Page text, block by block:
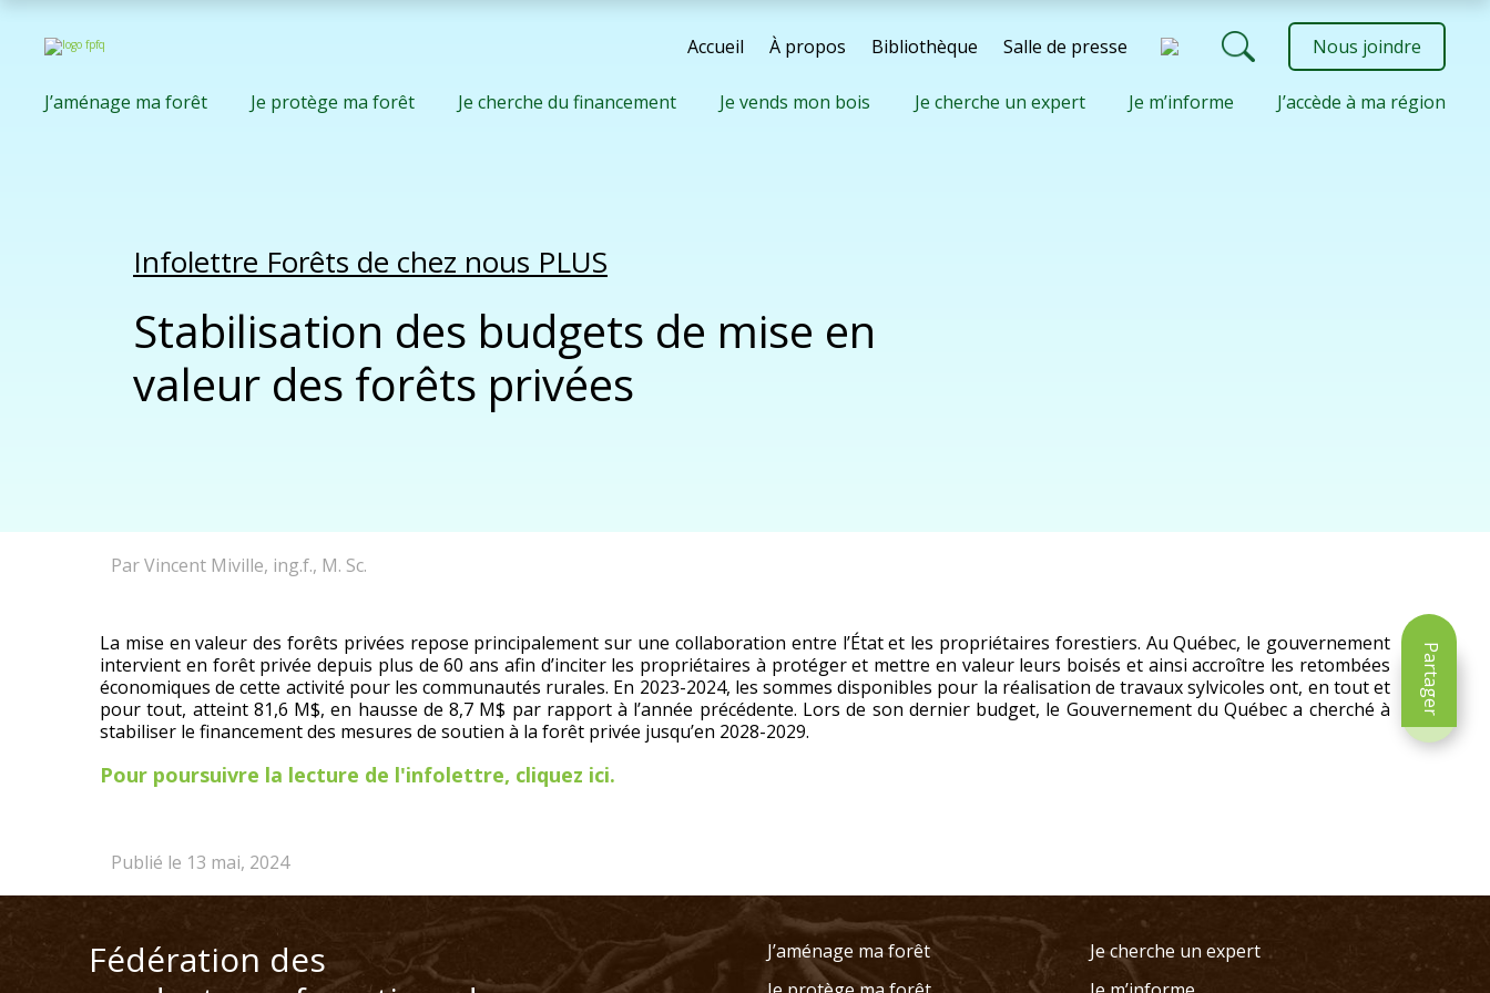
Accueil À propos Bibliothèque Salle de presse Nous joindre
J’aménage ma forêt Je protège ma forêt Je cherche du financement Je vends mon bois Je cherche un expert Je m’informe J’accède à ma région
Infolettre Forêts de chez nous PLUS
Stabilisation des budgets de mise en
valeur des forêts privées
Par Vincent Miville, ing.f., M. Sc.
La mise en valeur des forêts privées repose principalement sur une collaboration entre l’État et les propriétaires forestiers. Au Québec, le gouvernement
intervient en forêt privée depuis plus de 60 ans afin d’inciter les propriétaires à protéger et mettre en valeur leurs boisés et ainsi accroître les retombées
économiques de cette activité pour les communautés rurales. En 2023-2024, les sommes disponibles pour la réalisation de travaux sylvicoles ont, en tout et
pour tout, atteint 81,6 M$, en hausse de 8,7 M$ par rapport à l’année précédente. Lors de son dernier budget, le Gouvernement du Québec a cherché à
stabiliser le financement des mesures de soutien à la forêt privée jusqu’en 2028-2029.
Pour poursuivre la lecture de l'infolettre, cliquez ici.
Publié le 13 mai, 2024
Partager
Fédération des
J’aménage ma forêt
Je cherche un expert